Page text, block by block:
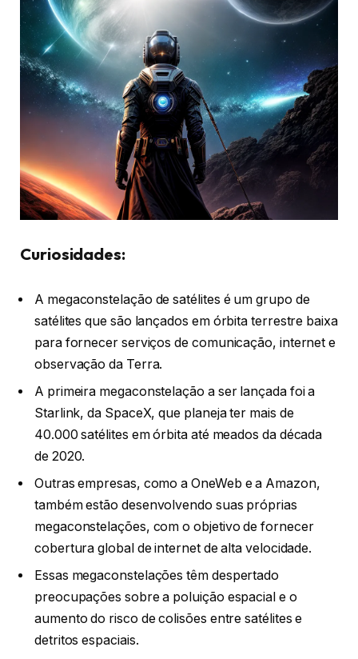
Curiosidades:
A megaconstelação de satélites é um grupo de
satélites que são lançados em órbita terrestre baixa
para fornecer serviços de comunicação, internet e
observação da Terra.
A primeira megaconstelação a ser lançada foi a
Starlink, da SpaceX, que planeja ter mais de
40.000 satélites em órbita até meados da década
de 2020.
Outras empresas, como a OneWeb e a Amazon,
também estão desenvolvendo suas próprias
megaconstelações, com o objetivo de fornecer
cobertura global de internet de alta velocidade.
Essas megaconstelações têm despertado
preocupações sobre a poluição espacial e o
aumento do risco de colisões entre satélites e
detritos espaciais.